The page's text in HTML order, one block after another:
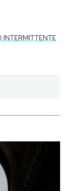
INTERMITTENTE